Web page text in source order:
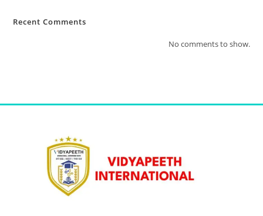
Recent Comments
No comments to show.